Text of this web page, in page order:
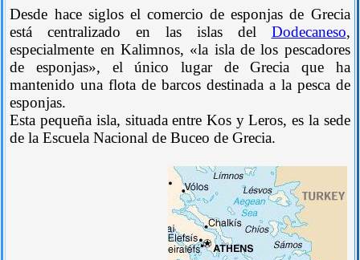
Desde hace siglos el comercio de esponjas de Grecia
está centralizado en las islas del Dodecaneso,
especialmente en Kalimnos, «la isla de los pescadores
de esponjas», el único lugar de Grecia que ha
mantenido una flota de barcos destinada a la pesca de
esponjas.
Esta pequeña isla, situada entre Kos y Leros, es la sede
de la Escuela Nacional de Buceo de Grecia.